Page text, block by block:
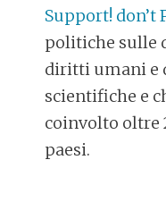
Support! don’t
politiche sulle
diritti umani e
scientifiche e
coinvolto oltre
paesi.